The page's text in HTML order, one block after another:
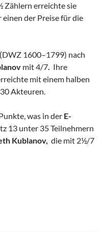
Zählern erreichte sie
einen der Preise für die
(DWZ 1600–1799) nach
mit 4/7. Ihre
mit einem halben
Akteuren.
was in der E-
13 unter 35 Teilnehmern
Kublanov, die mit 2½/7